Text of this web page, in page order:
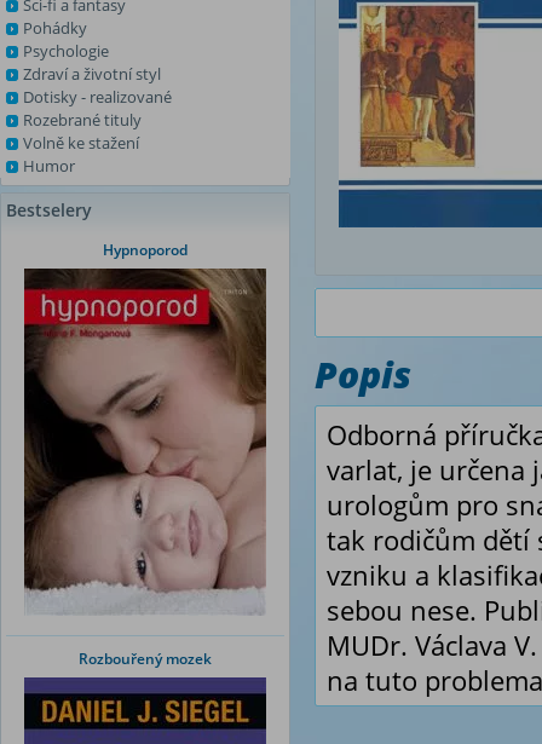
Sci-fi a fantasy
Pohádky
Psychologie
Zdraví a životní styl
Dotisky - realizované
Rozebrané tituly
Volně ke stažení
Humor
Bestselery
Hypnoporod
Rozbouřený mozek
Popis
Odborná
varlat, je určena
urologům pro
tak rodičům dětí
vzniku a
sebou nese.
MUDr. Václava
na tuto